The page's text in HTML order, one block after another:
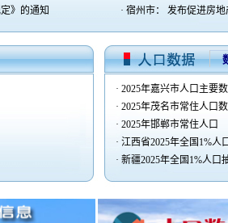
》的通知
· 宿州市： 发布促进房
· 2025年嘉兴市人口主要
· 2025年茂名市常住人口
· 2025年邯郸市常住人口
· 江西省2025年全国1%人
· 新疆2025年全国1%人口